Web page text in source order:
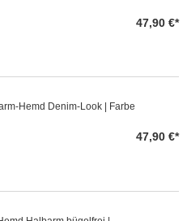
47,90 €*
Hemd Denim-Look | Farbe
47,90 €*